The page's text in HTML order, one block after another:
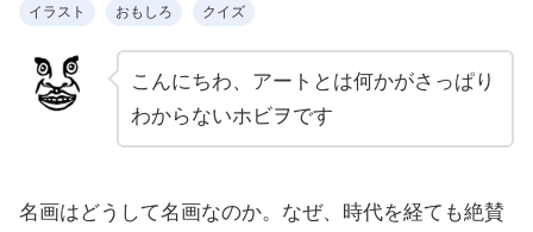
イラスト おもしろ クイズ
こんにちわ、アートとは何かがさっぱり
わからないホビヲです
名画はどうして名画なのか。なぜ、時代を経ても絶賛